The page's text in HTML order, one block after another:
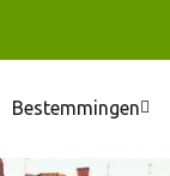
Bestemmingen